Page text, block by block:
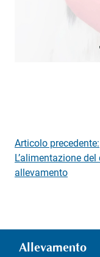
Navigazione
articoli
Articolo precedente:
L’alimentazione del
allevamento
Allevamento